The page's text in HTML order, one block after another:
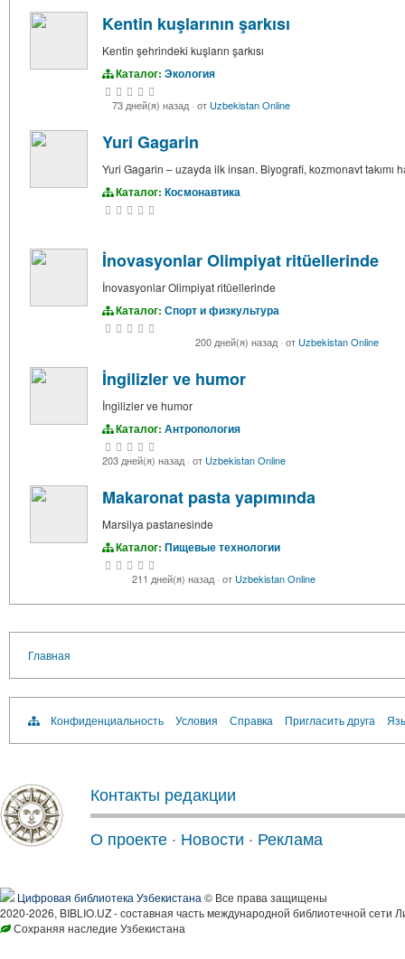
Kentin kuşlarının şarkısı
Kentin şehrindeki kuşların şarkısı
Каталог: Экология
73 дней(я) назад· от Uzbekistan Online
Yuri Gagarin
Yuri Gagarin – uzayda ilk insan. Biyografi, kozmonavt takımı
Каталог: Космонавтика
İnovasyonlar Olimpiyat ritüellerinde
İnovasyonlar Olimpiyat ritüellerinde
Каталог: Спорт и физкультура
200 дней(я) назад· от Uzbekistan Online
İngilizler ve humor
İngilizler ve humor
Каталог: Антропология
203 дней(я) назад· от Uzbekistan Online
Makaronat pasta yapımında
Marsilya pastanesinde
Каталог: Пищевые технологии
211 дней(я) назад· от Uzbekistan Online
Главная
Конфиденциальность Условия Справка Пригласить друга
Контакты редакции
О проекте · Новости · Реклама
Цифровая библиотека Узбекистана © Все права защищены
2020-2026, BIBLIO.UZ - составная часть международной библиотечной сети
Сохраняя наследие Узбекистана